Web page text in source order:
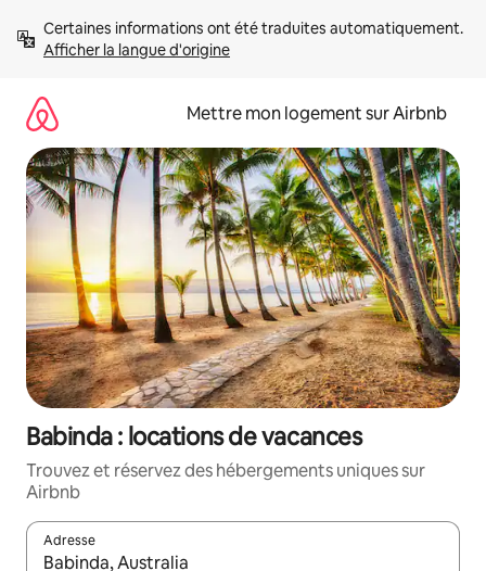
directement
Afficher la langue d'origine
Mettre mon logement sur Airbnb
Babinda : locations de vacances
Trouvez et réservez des hébergements uniques sur
Airbnb
Adresse
Lorsque les résultats s'affichent, utilisez les flèches vers le